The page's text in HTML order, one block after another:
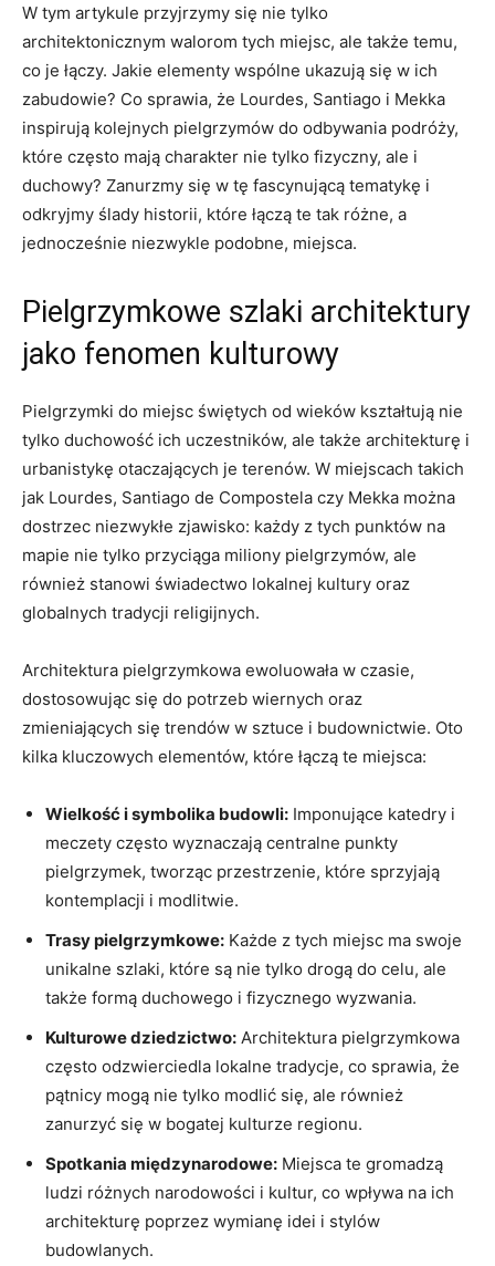
W tym artykule przyjrzymy się nie tylko
architektonicznym walorom tych miejsc, ale także temu,
co je łączy. Jakie elementy wspólne ukazują się w ich
zabudowie? Co sprawia, że Lourdes, Santiago i Mekka
inspirują kolejnych pielgrzymów do odbywania podróży,
które często mają charakter nie tylko fizyczny, ale i
duchowy? Zanurzmy się w tę fascynującą tematykę i
odkryjmy ślady historii, które łączą te tak różne, a
jednocześnie niezwykle podobne, miejsca.
Pielgrzymkowe szlaki architektury
jako fenomen kulturowy
Pielgrzymki do miejsc świętych od wieków kształtują nie
tylko duchowość ich uczestników, ale także architekturę i
urbanistykę otaczających je terenów. W miejscach takich
jak Lourdes, Santiago de Compostela czy Mekka można
dostrzec niezwykłe zjawisko: każdy z tych punktów na
mapie nie tylko przyciąga miliony pielgrzymów, ale
również stanowi świadectwo lokalnej kultury oraz
globalnych tradycji religijnych.
Architektura pielgrzymkowa ewoluowała w czasie,
dostosowując się do potrzeb wiernych oraz
zmieniających się trendów w sztuce i budownictwie. Oto
kilka kluczowych elementów, które łączą te miejsca:
Wielkość i symbolika budowli: Imponujące katedry i
meczety często wyznaczają centralne punkty
pielgrzymek, tworząc przestrzenie, które sprzyjają
kontemplacji i modlitwie.
Trasy pielgrzymkowe: Każde z tych miejsc ma swoje
unikalne szlaki, które są nie tylko drogą do celu, ale
także formą duchowego i fizycznego wyzwania.
Kulturowe dziedzictwo: Architektura pielgrzymkowa
często odzwierciedla lokalne tradycje, co sprawia, że
pątnicy mogą nie tylko modlić się, ale również
zanurzyć się w bogatej kulturze regionu.
Spotkania międzynarodowe: Miejsca te gromadzą
ludzi różnych narodowości i kultur, co wpływa na ich
architekturę poprzez wymianę idei i stylów
budowlanych.